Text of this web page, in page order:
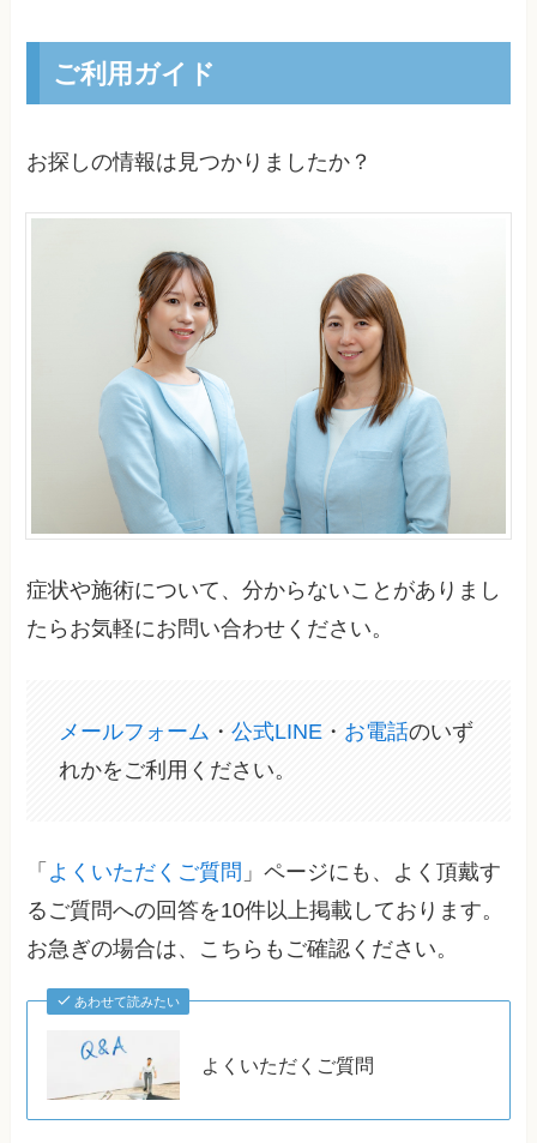
ご利用ガイド
お探しの情報は見つかりましたか？
症状や施術について、分からないことがありまし
たらお気軽にお問い合わせください。
メールフォーム ・公式LINE ・ お電話のいず
れかをご利用ください。
「 よくいただくご質問 」ページにも、よく頂戴す
るご質問への回答を10件以上掲載しております。
お急ぎの場合は、こちらもご確認ください。
あわせて読みたい
よくいただくご質問